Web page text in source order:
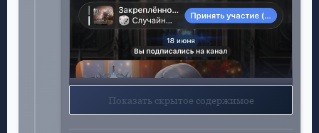
EzO
Показать скрытое содержимое